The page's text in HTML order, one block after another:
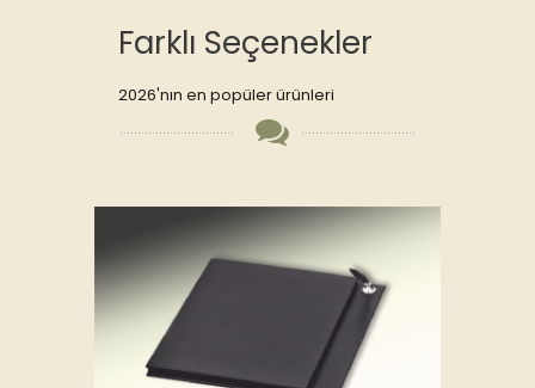
Farklı Seçenekler
2026'nın en popüler ürünleri